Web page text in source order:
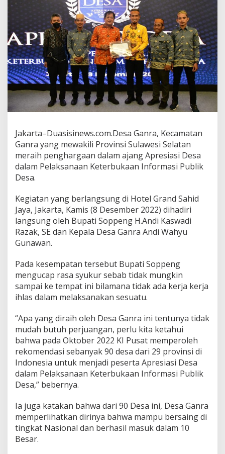
Jakarta–Duasisinews.com.Desa Ganra, Kecamatan
Ganra yang mewakili Provinsi Sulawesi Selatan
meraih penghargaan dalam ajang Apresiasi Desa
dalam Pelaksanaan Keterbukaan Informasi Publik
Desa.
Kegiatan yang berlangsung di Hotel Grand Sahid
Jaya, Jakarta, Kamis (8 Desember 2022) dihadiri
langsung oleh Bupati Soppeng H.Andi Kaswadi
Razak, SE dan Kepala Desa Ganra Andi Wahyu
Gunawan.
Pada kesempatan tersebut Bupati Soppeng
mengucap rasa syukur sebab tidak mungkin
sampai ke tempat ini bilamana tidak ada kerja kerja
ihlas dalam melaksanakan sesuatu.
“Apa yang diraih oleh Desa Ganra ini tentunya tidak
mudah butuh perjuangan, perlu kita ketahui
bahwa pada Oktober 2022 KI Pusat memperoleh
rekomendasi sebanyak 90 desa dari 29 provinsi di
Indonesia untuk menjadi peserta Apresiasi Desa
dalam Pelaksanaan Keterbukaan Informasi Publik
Desa,” bebernya.
Ia juga katakan bahwa dari 90 Desa ini, Desa Ganra
memperlihatkan dirinya bahwa mampu bersaing di
tingkat Nasional dan berhasil masuk dalam 10
Besar.